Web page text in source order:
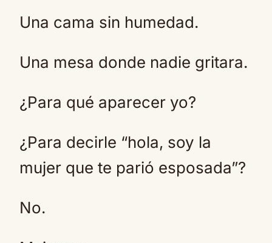
Una cama sin humedad.
Una mesa donde nadie gritara.
¿Para qué aparecer yo?
¿Para decirle “hola, soy la
mujer que te parió esposada”?
No.